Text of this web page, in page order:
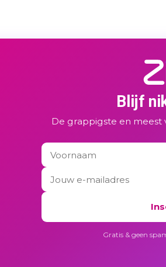
Blijf
De grappigste en meest
Gratis & geen